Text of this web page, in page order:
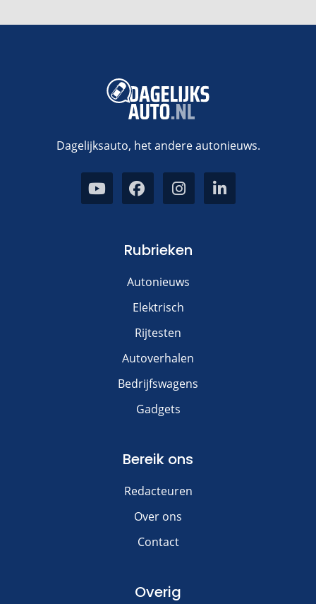
Dagelijksauto, het andere autonieuws.
Rubrieken
Autonieuws
Elektrisch
Rijtesten
Autoverhalen
Bedrijfswagens
Gadgets
Bereik ons
Redacteuren
Over ons
Contact
Overig